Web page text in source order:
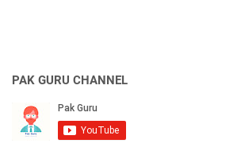
PAK GURU CHANNEL